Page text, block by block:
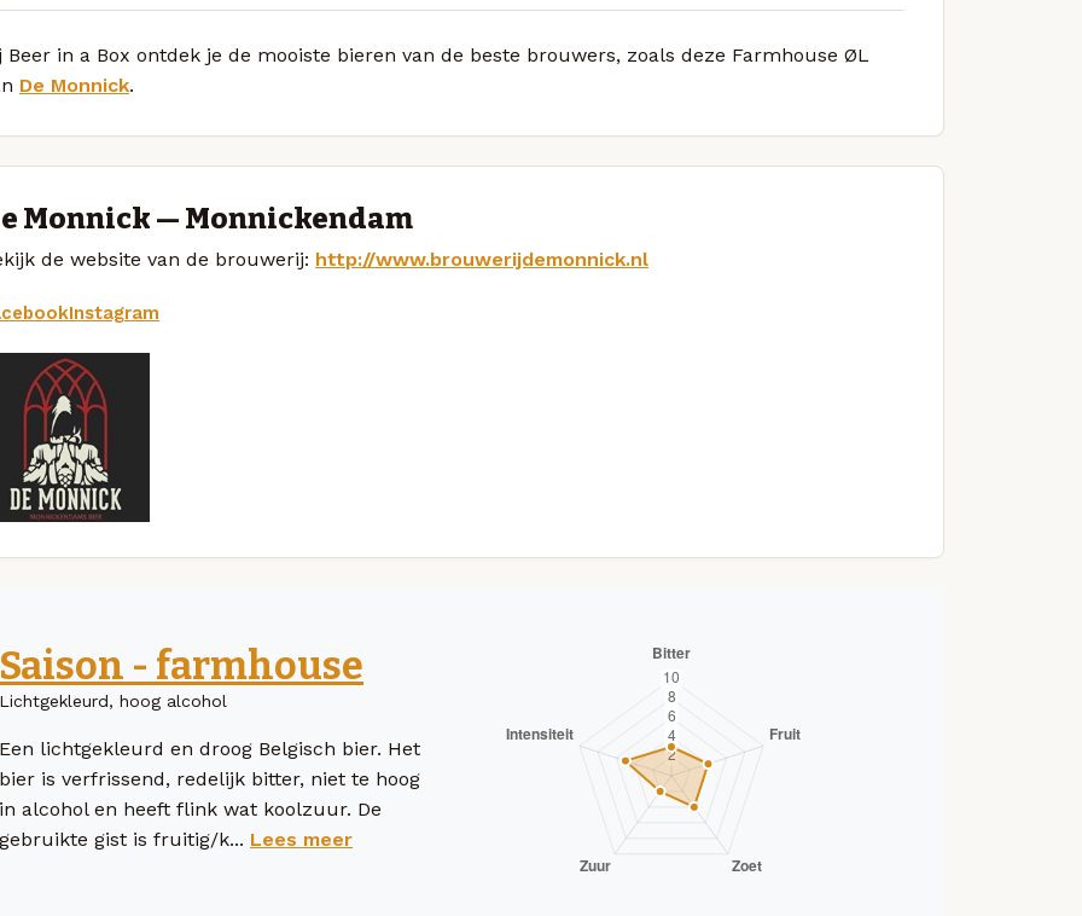
Beer in a Box ontdek je de mooiste bieren van de beste brouwers, zoals deze Farmhouse ØL
De Monnick.
Monnick — Monnickendam
de website van de brouwerij: http://www.brouwerijdemonnick.nl
Instagram
Saison - farmhouse
Lichtgekleurd, hoog alcohol
Een lichtgekleurd en droog Belgisch bier. Het
bier is verfrissend, redelijk bitter, niet te hoog
in alcohol en heeft flink wat koolzuur. De
gebruikte gist is fruitig/k... Lees meer